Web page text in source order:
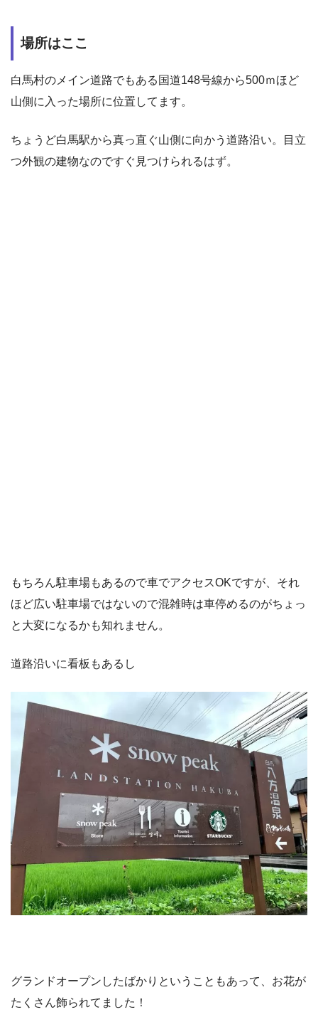
場所はここ
白馬村のメイン道路でもある国道148号線から500ｍほど
山側に入った場所に位置してます。
ちょうど白馬駅から真っ直ぐ山側に向かう道路沿い。目立
つ外観の建物なのですぐ見つけられるはず。
もちろん駐車場もあるので車でアクセスOKですが、それ
ほど広い駐車場ではないので混雑時は車停めるのがちょっ
と大変になるかも知れません。
道路沿いに看板もあるし
グランドオープンしたばかりということもあって、お花が
たくさん飾られてました！